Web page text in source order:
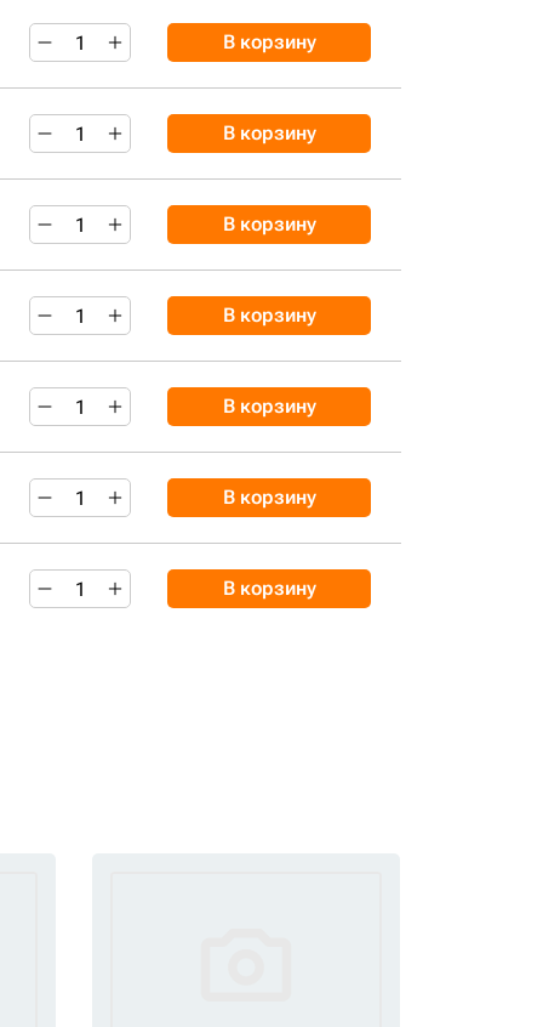
В корзину
В корзину
В корзину
В корзину
В корзину
В корзину
В корзину